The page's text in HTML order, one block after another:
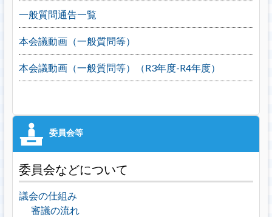
一般質問通告一覧
本会議動画（一般質問等）
本会議動画（一般質問等）（R3年度-R4年度）
委員会などについて
議会の仕組み
審議の流れ